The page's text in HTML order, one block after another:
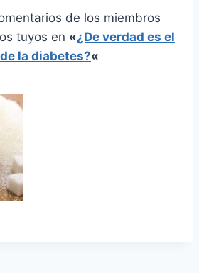
de los miembros
tuyos en «¿De verdad es el
la diabetes?«